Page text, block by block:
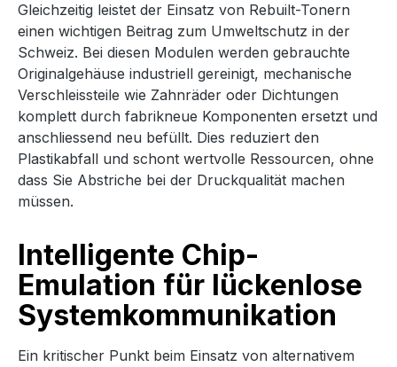
Gleichzeitig leistet der Einsatz von Rebuilt-Tonern
einen wichtigen Beitrag zum Umweltschutz in der
Schweiz. Bei diesen Modulen werden gebrauchte
Originalgehäuse industriell gereinigt, mechanische
Verschleissteile wie Zahnräder oder Dichtungen
komplett durch fabrikneue Komponenten ersetzt und
anschliessend neu befüllt. Dies reduziert den
Plastikabfall und schont wertvolle Ressourcen, ohne
dass Sie Abstriche bei der Druckqualität machen
müssen.
Intelligente Chip-
Emulation für lückenlose
Systemkommunikation
Ein kritischer Punkt beim Einsatz von alternativem